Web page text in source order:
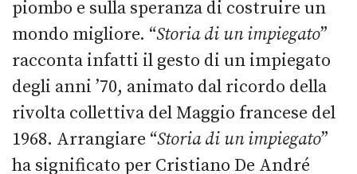
piombo e sulla speranza di costruire un
mondo migliore. “Storia di un impiegato”
racconta infatti il gesto di un impiegato
degli anni ’70, animato dal ricordo della
rivolta collettiva del Maggio francese del
1968. Arrangiare “Storia di un impiegato”
ha significato per Cristiano De André